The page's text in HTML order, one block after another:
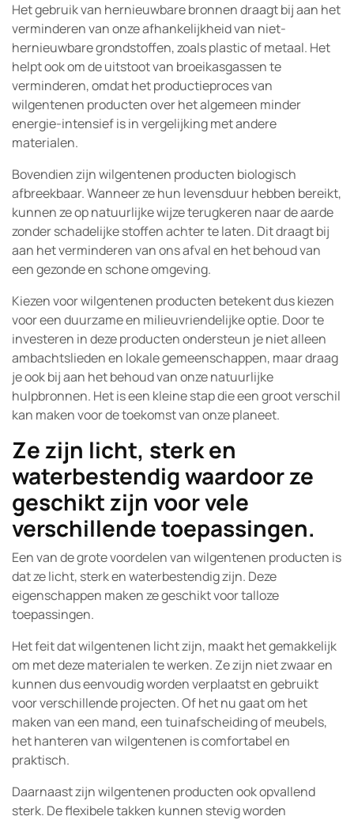
Het gebruik van hernieuwbare bronnen draagt bij aan het
verminderen van onze afhankelijkheid van niet-
hernieuwbare grondstoffen, zoals plastic of metaal. Het
helpt ook om de uitstoot van broeikasgassen te
verminderen, omdat het productieproces van
wilgentenen producten over het algemeen minder
energie-intensief is in vergelijking met andere
materialen.
Bovendien zijn wilgentenen producten biologisch
afbreekbaar. Wanneer ze hun levensduur hebben bereikt,
kunnen ze op natuurlijke wijze terugkeren naar de aarde
zonder schadelijke stoffen achter te laten. Dit draagt bij
aan het verminderen van ons afval en het behoud van
een gezonde en schone omgeving.
Kiezen voor wilgentenen producten betekent dus kiezen
voor een duurzame en milieuvriendelijke optie. Door te
investeren in deze producten ondersteun je niet alleen
ambachtslieden en lokale gemeenschappen, maar draag
je ook bij aan het behoud van onze natuurlijke
hulpbronnen. Het is een kleine stap die een groot verschil
kan maken voor de toekomst van onze planeet.
Ze zijn licht, sterk en
waterbestendig waardoor ze
geschikt zijn voor vele
verschillende toepassingen.
Een van de grote voordelen van wilgentenen producten is
dat ze licht, sterk en waterbestendig zijn. Deze
eigenschappen maken ze geschikt voor talloze
toepassingen.
Het feit dat wilgentenen licht zijn, maakt het gemakkelijk
om met deze materialen te werken. Ze zijn niet zwaar en
kunnen dus eenvoudig worden verplaatst en gebruikt
voor verschillende projecten. Of het nu gaat om het
maken van een mand, een tuinafscheiding of meubels,
het hanteren van wilgentenen is comfortabel en
praktisch.
Daarnaast zijn wilgentenen producten ook opvallend
sterk. De flexibele takken kunnen stevig worden